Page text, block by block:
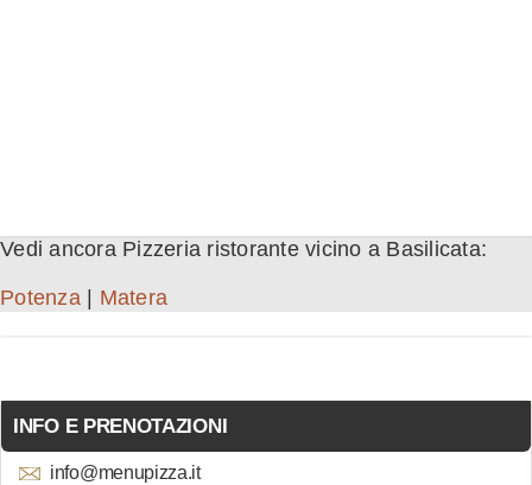
Vedi ancora Pizzeria ristorante vicino a Basilicata:
Potenza| Matera
INFO E PRENOTAZIONI
info@menupizza.it